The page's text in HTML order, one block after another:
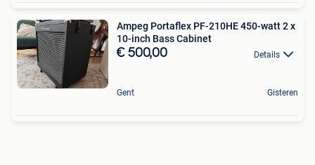
Ampeg Portaflex PF-210HE 450-watt 2 x
10-inch Bass Cabinet
€ 500,00 Details
Gent Gisteren